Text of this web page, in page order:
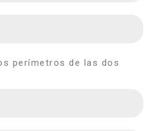
perímetros de las dos